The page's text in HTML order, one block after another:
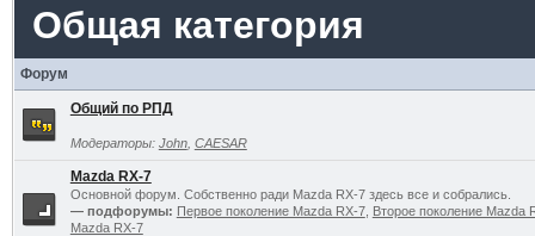
Общая категория
Форум
Общий по РПД
Модераторы: John, CAESAR
Mazda RX-7
Основной форум. Собственно ради Mazda RX-7 здесь все и собрались.
— подфорумы: Первое поколение Mazda RX-7, Второе поколение Mazda
Mazda RX-7